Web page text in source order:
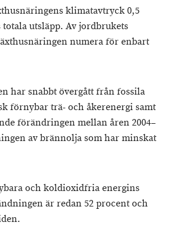
klimatavtryck 0,5
utsläpp. Av jordbrukets
numera för enbart
har snabbt övergått från fossila
förnybar trä- och åkerenergi samt
förändringen mellan åren 2004–
av brännolja som har minskat
och koldioxidfria energins
är redan 52 procent och